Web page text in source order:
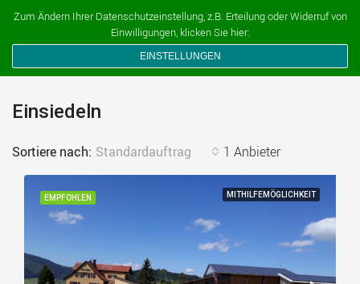
Ferien auf dem Bauernhof
Einsiedeln
1 Anbieter
Sortiere nach: Standardauftrag
EMPFOHLEN MITHILFEMÖGLICHKEIT
Zum Ändern Ihrer Datenschutzeinstellung, z.B. Erteilung oder Widerruf von
Einwilligungen, klicken Sie hier:
EINSTELLUNGEN